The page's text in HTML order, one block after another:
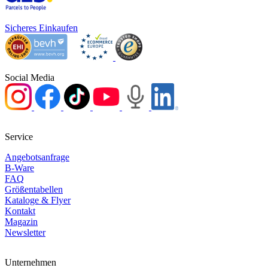
Sicheres Einkaufen
Social Media
Service
Angebotsanfrage
B-Ware
FAQ
Größentabellen
Kataloge & Flyer
Kontakt
Magazin
Newsletter
Unternehmen